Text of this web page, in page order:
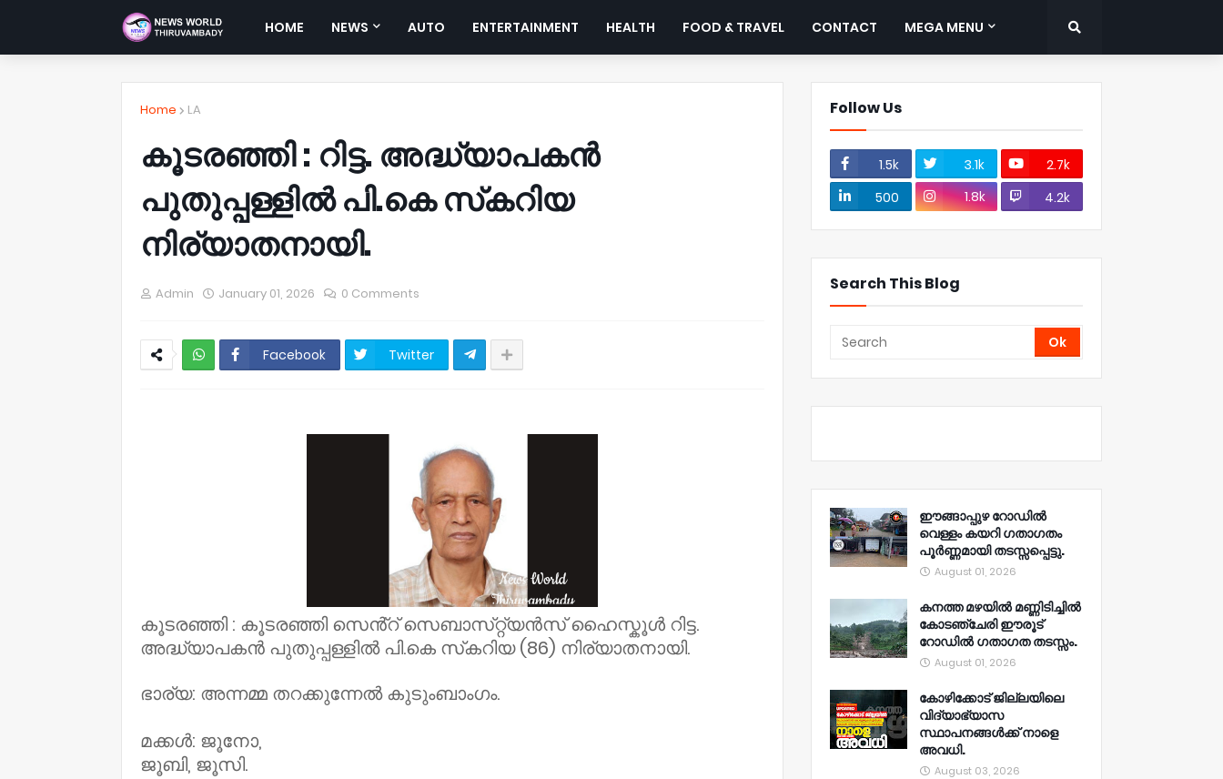
HOME NEWS AUTO ENTERTAINMENT HEALTH FOOD & TRAVEL CONTACT MEGA MENU
Home LA
കൂടരഞ്ഞി : റിട്ട. അദ്ധ്യാപകൻ
പുതുപ്പള്ളിൽ പി.കെ സ്‌കറിയ
നിര്യാതനായി.
Admin January 01, 2026 0 Comments
Facebook Twitter
കൂടരഞ്ഞി : കൂടരഞ്ഞി സെൻ്റ് സെബാസ്‌റ്റ്യൻസ് ഹൈസ്കൂൾ റിട്ട.
അദ്ധ്യാപകൻ പുതുപ്പള്ളിൽ പി.കെ സ്‌കറിയ (86) നിര്യാതനായി.
ഭാര്യ: അന്നമ്മ തറക്കുന്നേൽ കുടുംബാംഗം.
മക്കൾ: ജൂനോ,
ജൂബി, ജൂസി.
Follow Us
1.5k 3.1k
2.7k
500
1.8k 4.2k
Search This Blog
ഈങ്ങാപ്പുഴ റോഡിൽ
വെള്ളം കയറി ഗതാഗതം
പൂർണ്ണമായി തടസ്സപ്പെട്ടു.
August 01, 2026
കനത്ത മഴയിൽ മണ്ണിടിച്ചിൽ
കോടഞ്ചേരി ഈരൂട്
റോഡിൽ ഗതാഗത തടസ്സം.
August 01, 2026
കോഴിക്കോട് ജില്ലയിലെ
വിദ്യാഭ്യാസ
സ്ഥാപനങ്ങൾക്ക് നാളെ
അവധി.
August 03, 2026